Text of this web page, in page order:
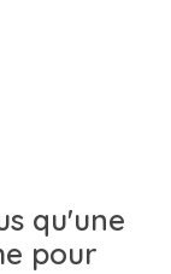
qu'une
pour